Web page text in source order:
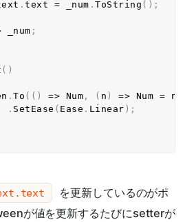
.text = _num .ToString ( ) ;
_num ;
( )
.To ( ( ) => Num , ( n ) => Num = n
. SetEase ( Ease . Linear ) ;
を更新しているのがポ
が値を更新するたびにsetterが